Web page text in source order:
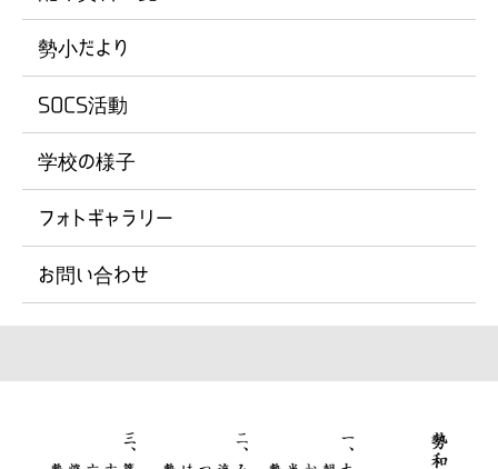
勢小だより
SOCS活動
学校の様子
フォトギャラリー
お問い合わせ